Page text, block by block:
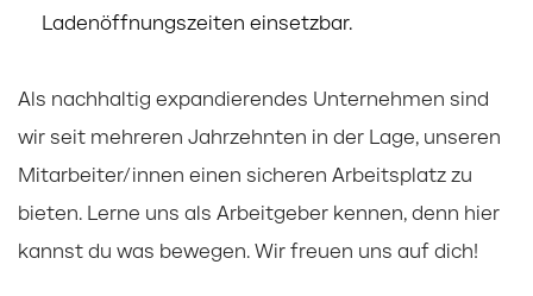
Ladenöffnungszeiten einsetzbar.
Als nachhaltig expandierendes Unternehmen sind
wir seit mehreren Jahrzehnten in der Lage, unseren
Mitarbeiter/innen einen sicheren Arbeitsplatz zu
bieten. Lerne uns als Arbeitgeber kennen, denn hier
kannst du was bewegen. Wir freuen uns auf dich!